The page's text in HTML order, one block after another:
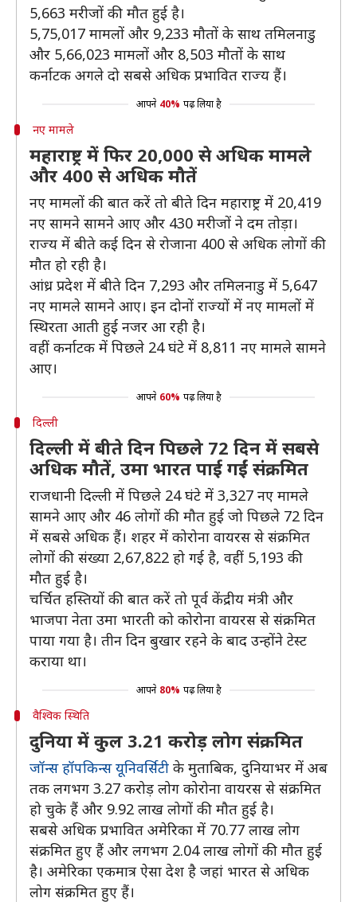
5,663 मरीजों की मौत हुई है।
5,75,017 मामलों और 9,233 मौतों के साथ तमिलनाडु
और 5,66,023 मामलों और 8,503 मौतों के साथ
कर्नाटक अगले दो सबसे अधिक प्रभावित राज्य हैं।
आपने 40% पढ़ लिया है
नए मामले
महाराष्ट्र में फिर 20,000 से अधिक मामले
और 400 से अधिक मौतें
नए मामलों की बात करें तो बीते दिन महाराष्ट्र में 20,419
नए सामने सामने आए और 430 मरीजों ने दम तोड़ा।
राज्य में बीते कई दिन से रोजाना 400 से अधिक लोगों की
मौत हो रही है।
आंध्र प्रदेश में बीते दिन 7,293 और तमिलनाडु में 5,647
नए मामले सामने आए। इन दोनों राज्यों में नए मामलों में
स्थिरता आती हुई नजर आ रही है।
वहीं कर्नाटक में पिछले 24 घंटे में 8,811 नए मामले सामने
आए।
आपने 60% पढ़ लिया है
दिल्ली
दिल्ली में बीते दिन पिछले 72 दिन में सबसे
अधिक मौतें, उमा भारत पाई गईं संक्रमित
राजधानी दिल्ली में पिछले 24 घंटे में 3,327 नए मामले
सामने आए और 46 लोगों की मौत हुई जो पिछले 72 दिन
में सबसे अधिक हैं। शहर में कोरोना वायरस से संक्रमित
लोगों की संख्या 2,67,822 हो गई है, वहीं 5,193 की
मौत हुई है।
चर्चित हस्तियों की बात करें तो पूर्व केंद्रीय मंत्री और
भाजपा नेता उमा भारती को कोरोना वायरस से संक्रमित
पाया गया है। तीन दिन बुखार रहने के बाद उन्होंने टेस्ट
कराया था।
आपने 80% पढ़ लिया है
वैश्विक स्थिति
दुनिया में कुल 3.21 करोड़ लोग संक्रमित
जॉन्स हॉपकिन्स यूनिवर्सिटी के मुताबिक, दुनियाभर में अब
तक लगभग 3.27 करोड़ लोग कोरोना वायरस से संक्रमित
हो चुके हैं और 9.92 लाख लोगों की मौत हुई है।
सबसे अधिक प्रभावित अमेरिका में 70.77 लाख लोग
संक्रमित हुए हैं और लगभग 2.04 लाख लोगों की मौत हुई
है। अमेरिका एकमात्र ऐसा देश है जहां भारत से अधिक
लोग संक्रमित हुए हैं।